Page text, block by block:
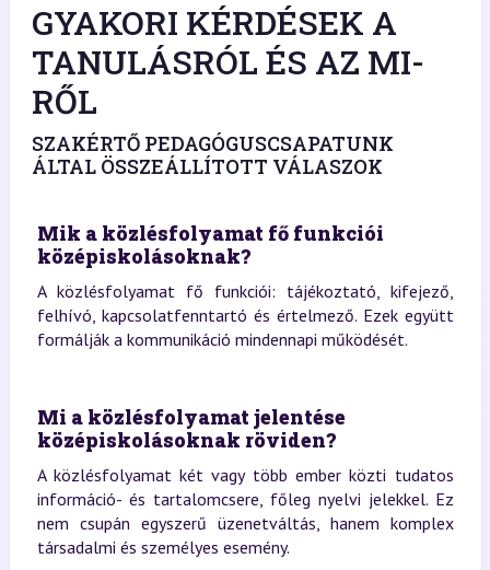
GYAKORI KÉRDÉSEK A
TANULÁSRÓL ÉS AZ MI-
RŐL
SZAKÉRTŐ PEDAGÓGUSCSAPATUNK
ÁLTAL ÖSSZEÁLLÍTOTT VÁLASZOK
Mik a közlésfolyamat fő funkciói
középiskolásoknak?
A közlésfolyamat fő funkciói: tájékoztató, kifejező,
felhívó, kapcsolatfenntartó és értelmező. Ezek együtt
formálják a kommunikáció mindennapi működését.
Mi a közlésfolyamat jelentése
középiskolásoknak röviden?
A közlésfolyamat két vagy több ember közti tudatos
információ- és tartalomcsere, főleg nyelvi jelekkel. Ez
nem csupán egyszerű üzenetváltás, hanem komplex
társadalmi és személyes esemény.